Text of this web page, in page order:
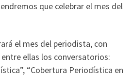
que celebrar el mes del
el mes del periodista, con
ellas los conversatorios:
“Cobertura Periodística en